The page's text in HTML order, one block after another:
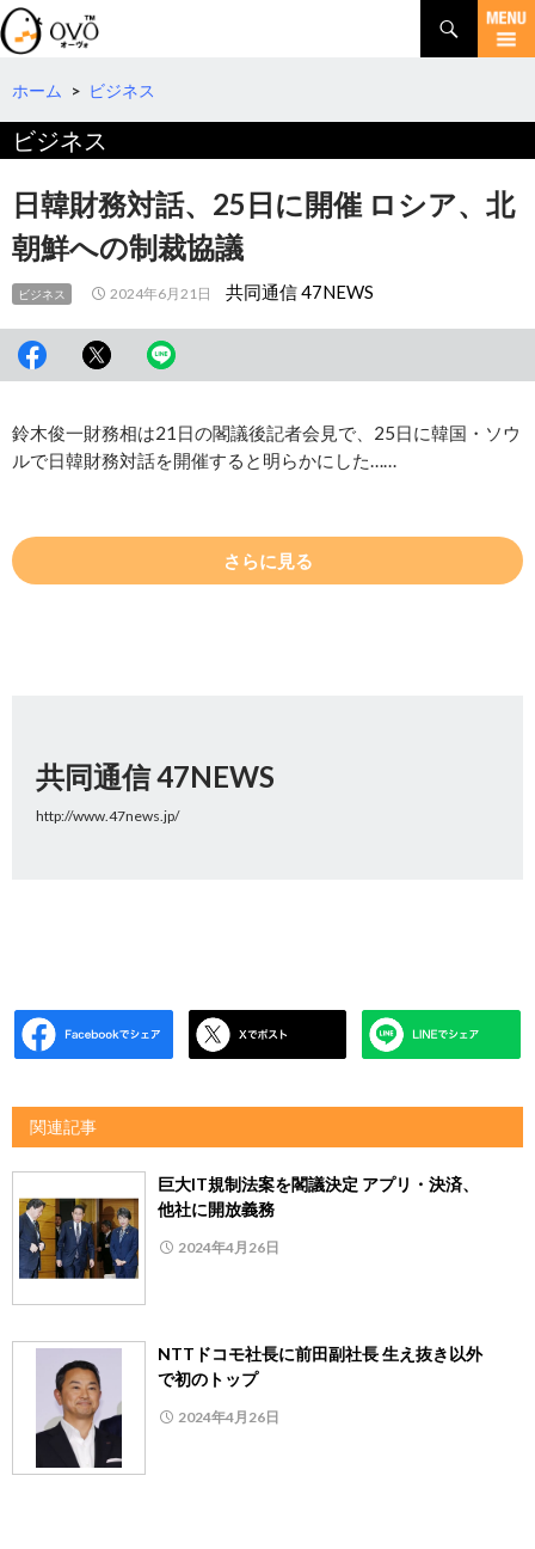
検
索
コ
テ
へ
ホーム > ビジネス
ビジネス
日韓財務対話、25日に開催 ロシア、北
朝鮮への制裁協議
ビジネス 2024年6月21日 共同通信 47NEWS
鈴木俊一財務相は21日の閣議後記者会見で、25日に韓国・ソウ
ルで日韓財務対話を開催すると明らかにした……
さらに見る
共同通信 47NEWS
http://www.47news.jp/
関連記事
巨大IT規制法案を閣議決定 アプリ・決済、
他社に開放義務
2024年4月26日
NTTドコモ社長に前田副社長 生え抜き以外
で初のトップ
2024年4月26日